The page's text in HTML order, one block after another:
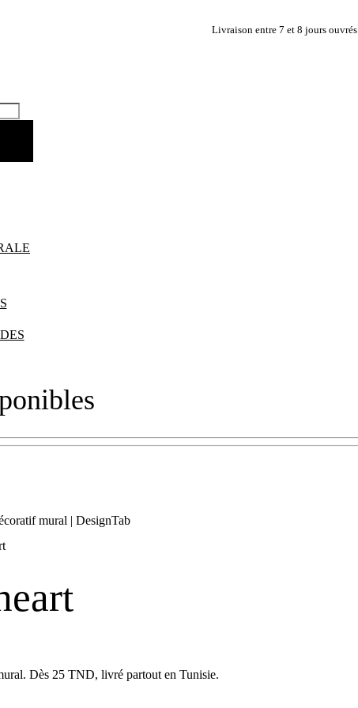
Livraison entre 7 et 8 jours ouvrés
Dès 25 TND, livré partout en Tunisie.